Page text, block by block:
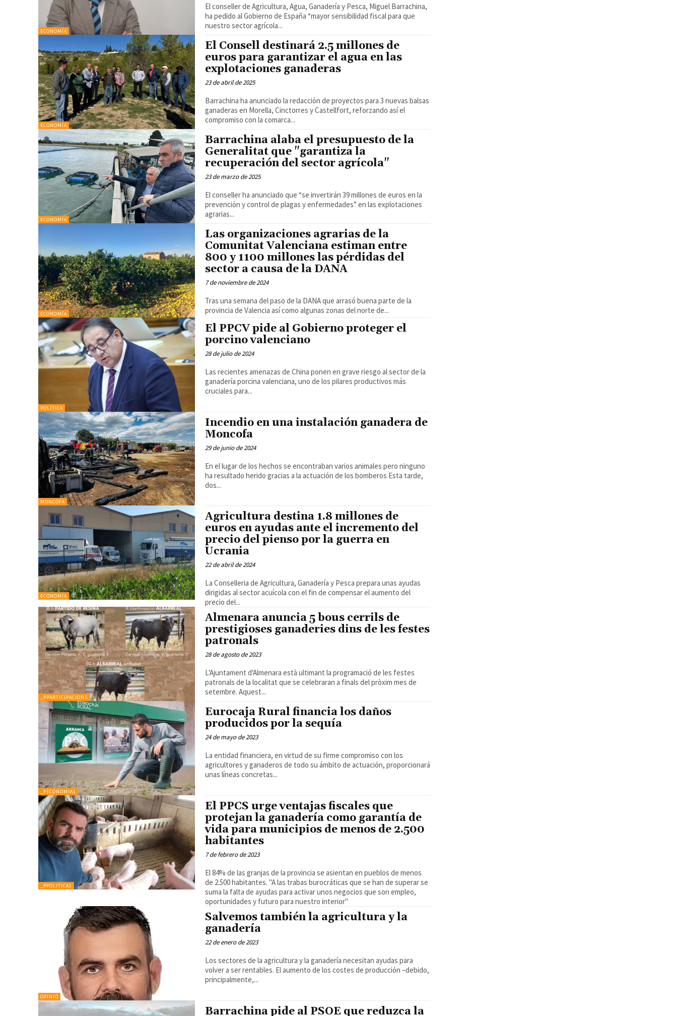
ECONOMÍA
El conseller de Agricultura, Agua, Ganadería y Pesca, Miguel Barrachina,
ha pedido al Gobierno de España “mayor sensibilidad fiscal para que
nuestro sector agrícola...
ECONOMÍA
El Consell destinará 2.5 millones de
euros para garantizar el agua en las
explotaciones ganaderas
23 de abril de 2025
Barrachina ha anunciado la redacción de proyectos para 3 nuevas balsas
ganaderas en Morella, Cinctorres y Castellfort, reforzando así el
compromiso con la comarca...
ECONOMÍA
Barrachina alaba el presupuesto de la
Generalitat que "garantiza la
recuperación del sector agrícola"
23 de marzo de 2025
El conseller ha anunciado que “se invertirán 39 millones de euros en la
prevención y control de plagas y enfermedades” en las explotaciones
agrarias...
ECONOMÍA
Las organizaciones agrarias de la
Comunitat Valenciana estiman entre
800 y 1100 millones las pérdidas del
sector a causa de la DANA
7 de noviembre de 2024
Tras una semana del paso de la DANA que arrasó buena parte de la
provincia de Valencia así como algunas zonas del norte de...
POLÍTICA
El PPCV pide al Gobierno proteger el
porcino valenciano
28 de julio de 2024
Las recientes amenazas de China ponen en grave riesgo al sector de la
ganadería porcina valenciana, uno de los pilares productivos más
cruciales para...
MONCOFA
Incendio en una instalación ganadera de
Moncofa
29 de junio de 2024
En el lugar de los hechos se encontraban varios animales pero ninguno
ha resultado herido gracias a la actuación de los bomberos Esta tarde,
dos...
ECONOMÍA
Agricultura destina 1.8 millones de
euros en ayudas ante el incremento del
precio del pienso por la guerra en
Ucrania
22 de abril de 2024
La Conselleria de Agricultura, Ganadería y Pesca prepara unas ayudas
dirigidas al sector acuícola con el fin de compensar el aumento del
precio del...
_PPARTICIPACION5
Almenara anuncia 5 bous cerrils de
prestigioses ganaderies dins de les festes
patronals
28 de agosto de 2023
L'Ajuntament d'Almenara està ultimant la programació de les festes
patronals de la localitat que se celebraran a finals del pròxim mes de
setembre. Aquest...
_PECONOMIA1
Eurocaja Rural financia los daños
producidos por la sequía
24 de mayo de 2023
La entidad financiera, en virtud de su firme compromiso con los
agricultores y ganaderos de todo su ámbito de actuación, proporcionará
unas líneas concretas...
_PPOLITICA1
El PPCS urge ventajas fiscales que
protejan la ganadería como garantía de
vida para municipios de menos de 2.500
habitantes
7 de febrero de 2023
El 84% de las granjas de la provincia se asientan en pueblos de menos
de 2.500 habitantes. "A las trabas burocráticas que se han de superar se
suma la falta de ayudas para activar unos negocios que son empleo,
oportunidades y futuro para nuestro interior"
OPINIÓ
Salvemos también la agricultura y la
ganadería
22 de enero de 2023
Los sectores de la agricultura y la ganadería necesitan ayudas para
volver a ser rentables. El aumento de los costes de producción –debido,
principalmente,...
Barrachina pide al PSOE que reduzca la